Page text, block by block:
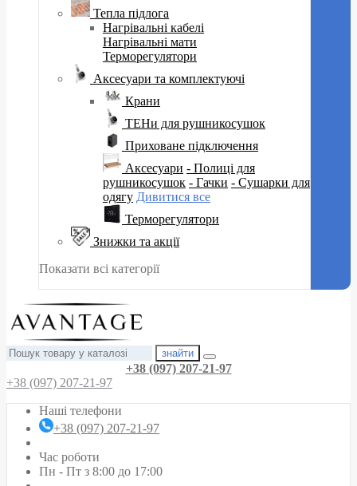
Тепла підлога
Нагрівальні кабелі
Нагрівальні мати
Терморегулятори
Аксесуари та комплектуючі
Крани
ТЕНи для рушникосушок
Приховане підключення
Аксесуари - Полиці для
рушникосушок - Гачки - Сушарки для
одягу Дивитися все
Терморегулятори
Знижки та акції
Показати всі категорії
знайти
+38 (097) 207-21-97
+38 (097) 207-21-97
Наші телефони
+38 (097) 207-21-97
Час роботи
Пн - Пт з 8:00 до 17:00